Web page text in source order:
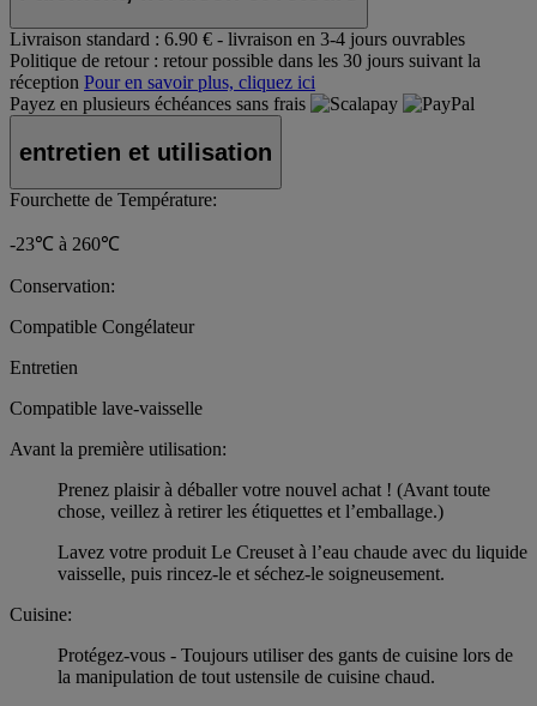
Livraison standard : 6.90 € - livraison en 3-4 jours ouvrables
Politique de retour : retour possible dans les 30 jours suivant la
réception Pour en savoir plus, cliquez ici
Payez en plusieurs échéances sans frais
entretien et utilisation
Fourchette de Température:
-23℃ à 260℃
Conservation:
Compatible Congélateur
Entretien
Compatible lave-vaisselle
Avant la première utilisation:
Prenez plaisir à déballer votre nouvel achat ! (Avant toute
chose, veillez à retirer les étiquettes et l’emballage.)
Lavez votre produit Le Creuset à l’eau chaude avec du liquide
vaisselle, puis rincez-le et séchez-le soigneusement.
Cuisine:
Protégez-vous - Toujours utiliser des gants de cuisine lors de
la manipulation de tout ustensile de cuisine chaud.